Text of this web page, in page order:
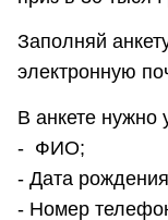
Заполняй
электронную
В анкете нужно
- ФИО;
- Дата
- Номер